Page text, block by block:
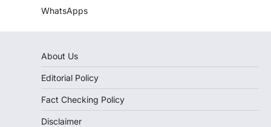
WhatsApps
About Us
Editorial Policy
Fact Checking Policy
Disclaimer